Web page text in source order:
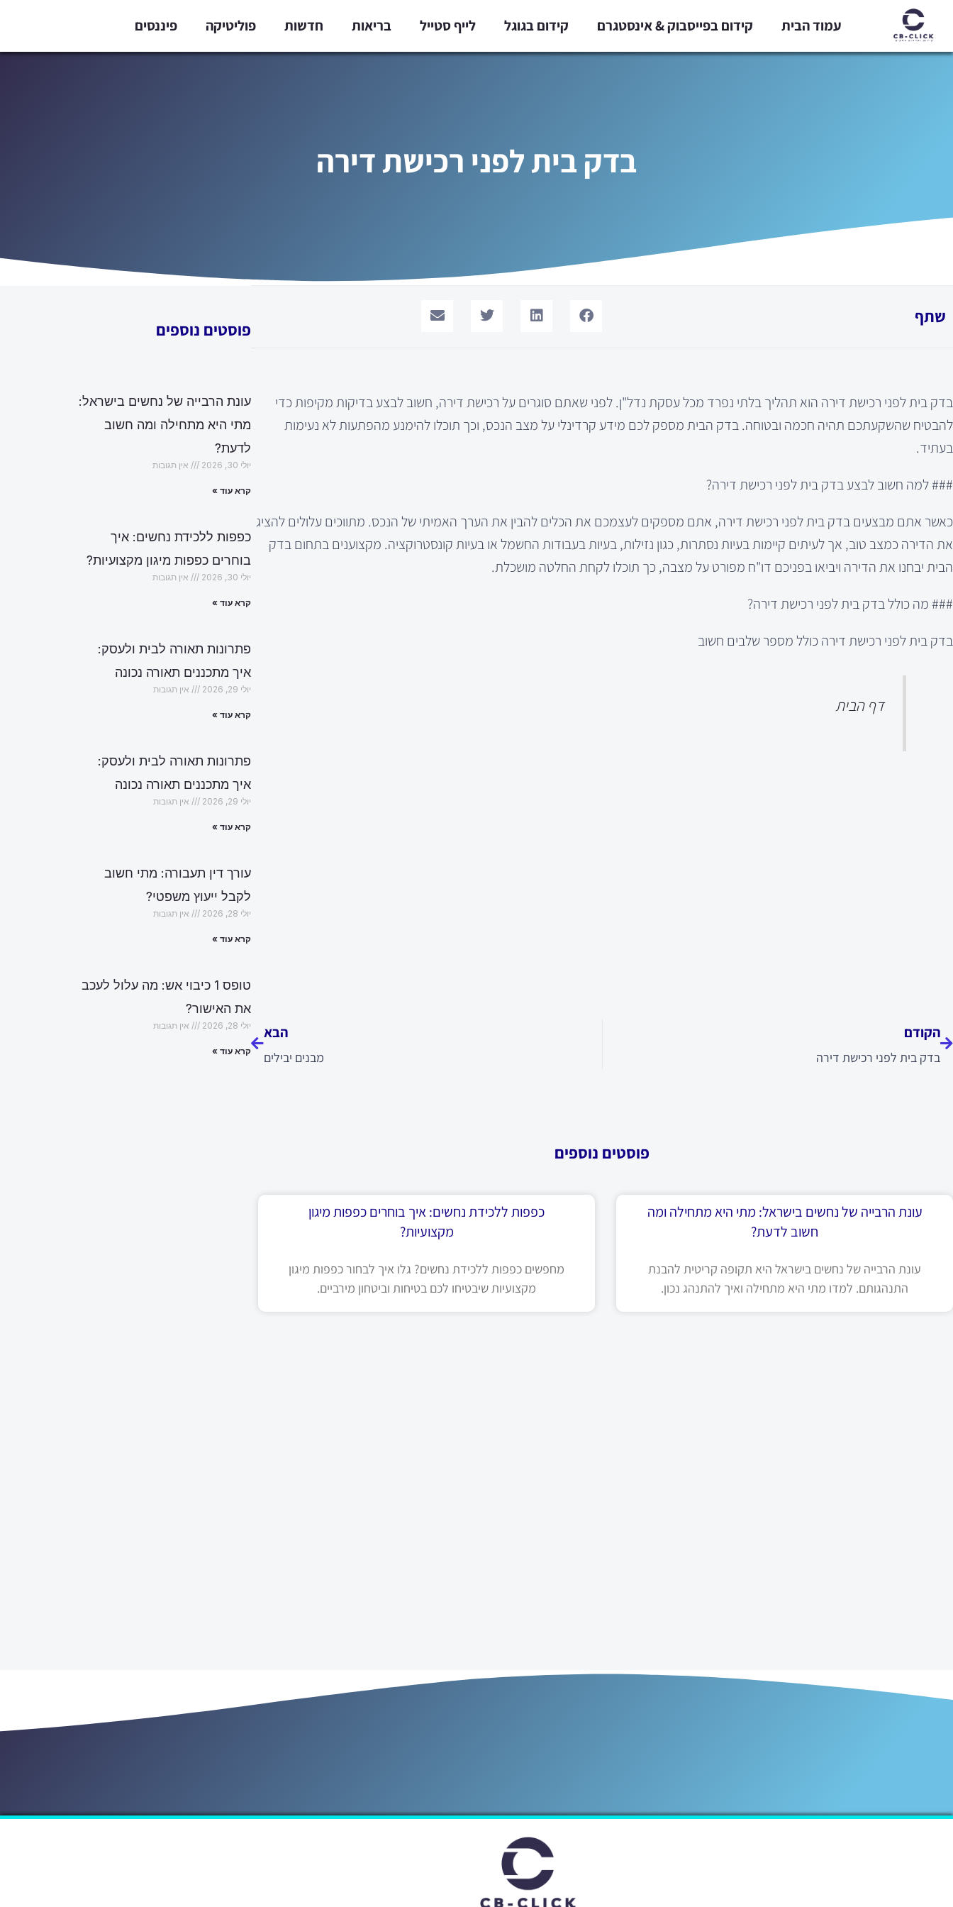
לתוכן
עמוד הבית קידום בפייסבוק & אינסטגרם קידום בגוגל לייף סטייל בריאות חדשות פוליטיקה פיננסים
בדק בית לפני רכישת דירה
שתף
בדק בית לפני רכישת דירה הוא תהליך בלתי נפרד מכל עסקת נדל"ן. לפני שאתם סוגרים על רכישת דירה, חשוב לבצע בדיקות מקיפות כדי
להבטיח שהשקעתכם תהיה חכמה ובטוחה. בדק הבית מספק לכם מידע קרדינלי על מצב הנכס, וכך תוכלו להימנע מהפתעות לא נעימות
בעתיד.
### למה חשוב לבצע בדק בית לפני רכישת דירה?
כאשר אתם מבצעים בדק בית לפני רכישת דירה, אתם מספקים לעצמכם את הכלים להבין את הערך האמיתי של הנכס. מתווכים עלולים להציג
את הדירה כמצב טוב, אך לעיתים קיימות בעיות נסתרות, כגון נזילות, בעיות בעבודות החשמל או בעיות קונסטרוקציה. מקצוענים בתחום בדק
הבית יבחנו את הדירה ויביאו בפניכם דו"ח מפורט על מצבה, כך תוכלו לקחת החלטה מושכלת.
### מה כולל בדק בית לפני רכישת דירה?
בדק בית לפני רכישת דירה כולל מספר שלבים חשוב
דף הבית
הקודם
בדק בית לפני רכישת דירה
הבא
מבנים יבילים
פוסטים נוספים
עונת הרבייה של נחשים בישראל: מתי היא מתחילה ומה
חשוב לדעת?
עונת הרבייה של נחשים בישראל היא תקופה קריטית להבנת
התנהגותם. למדו מתי היא מתחילה ואיך להתנהג נכון.
כפפות ללכידת נחשים: איך בוחרים כפפות מיגון
מקצועיות?
מחפשים כפפות ללכידת נחשים? גלו איך לבחור כפפות מיגון
מקצועיות שיבטיחו לכם בטיחות וביטחון מירביים.
פוסטים נוספים
עונת הרבייה של נחשים בישראל:
מתי היא מתחילה ומה חשוב
לדעת?
יולי 30, 2026 אין תגובות
קרא עוד »
כפפות ללכידת נחשים: איך
בוחרים כפפות מיגון מקצועיות?
יולי 30, 2026 אין תגובות
קרא עוד »
פתרונות תאורה לבית ולעסק:
איך מתכננים תאורה נכונה
יולי 29, 2026 אין תגובות
קרא עוד »
פתרונות תאורה לבית ולעסק:
איך מתכננים תאורה נכונה
יולי 29, 2026 אין תגובות
קרא עוד »
עורך דין תעבורה: מתי חשוב
לקבל ייעוץ משפטי?
יולי 28, 2026 אין תגובות
קרא עוד »
טופס 1 כיבוי אש: מה עלול לעכב
את האישור?
יולי 28, 2026 אין תגובות
קרא עוד »